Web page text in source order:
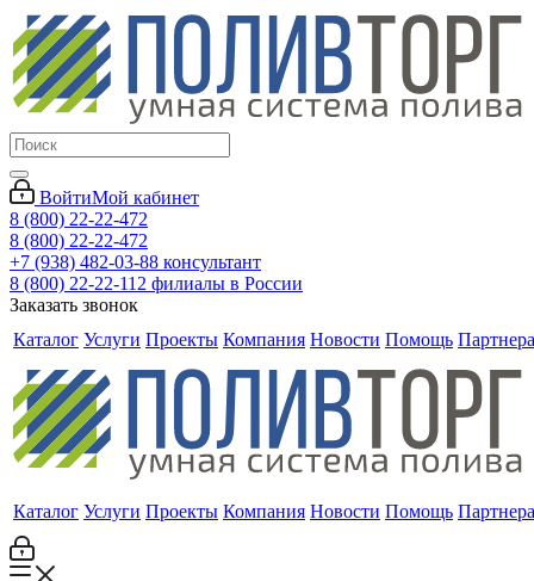
ВойтиМой кабинет
8 (800) 22-22-472
8 (800) 22-22-472
+7 (938) 482-03-88 консультант
8 (800) 22-22-112 филиалы в России
Заказать звонок
Каталог Услуги Проекты Компания Новости Помощь
Каталог Услуги Проекты Компания Новости Помощь